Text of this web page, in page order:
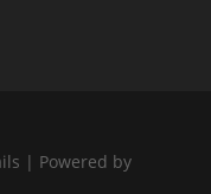
| Powered by